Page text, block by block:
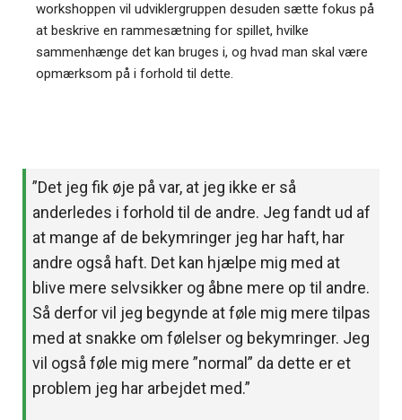
workshoppen vil udviklergruppen desuden sætte fokus på
at beskrive en rammesætning for spillet, hvilke
sammenhænge det kan bruges i, og hvad man skal være
opmærksom på i forhold til dette.
”Det jeg fik øje på var, at jeg ikke er så
anderledes i forhold til de andre. Jeg fandt ud af
at mange af de bekymringer jeg har haft, har
andre også haft. Det kan hjælpe mig med at
blive mere selvsikker og åbne mere op til andre.
Så derfor vil jeg begynde at føle mig mere tilpas
med at snakke om følelser og bekymringer. Jeg
vil også føle mig mere ”normal” da dette er et
problem jeg har arbejdet med.”